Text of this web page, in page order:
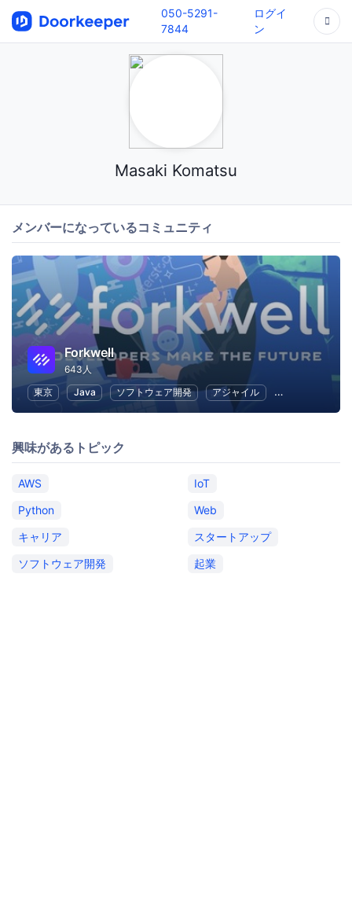
050-5291-
7844
ログイ
ン
Masaki Komatsu
メンバーになっているコミュニティ
Forkwell
643人
東京
Java ソフトウェア開発 アジャイル Android
興味があるトピック
AWS
IoT
Python
Web
キャリア
スタートアップ
ソフトウェア開発
起業